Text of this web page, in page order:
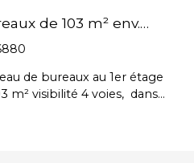
de 103 m² env.
de bureaux au 1er étage
m² visibilité 4 voies, dans